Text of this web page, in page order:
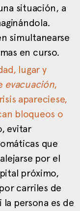
situación, a
simultanearse
en curso.
lugar y
evacuación,
apareciese,
bloqueos o
evitar
que
por el
próximo,
carriles de
la persona es de